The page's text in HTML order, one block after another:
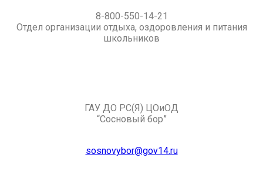
8-800-550-14-21
Отдел организации отдыха, оздоровления и питания
школьников
ГАУ ДО РС(Я) ЦОиОД
“Сосновый бор”
sosnovybor@gov14.ru